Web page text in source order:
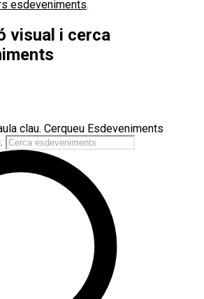
esdeveniments.
visual i cerca
clau. Cerqueu Esdeveniments